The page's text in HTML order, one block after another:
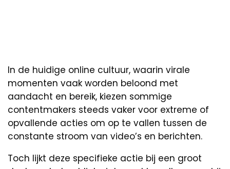
In de huidige online cultuur, waarin virale
momenten vaak worden beloond met
aandacht en bereik, kiezen sommige
contentmakers steeds vaker voor extreme of
opvallende acties om op te vallen tussen de
constante stroom van video’s en berichten.
Toch lijkt deze specifieke actie bij een groot